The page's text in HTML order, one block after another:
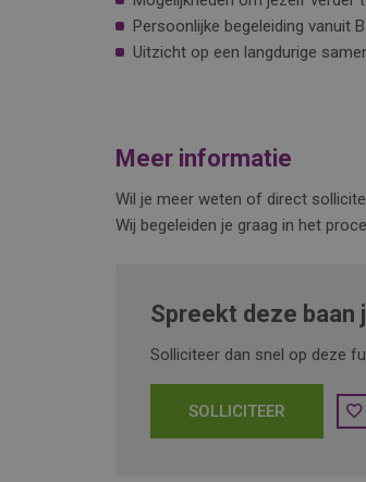
Persoonlijke begeleiding vanuit
Uitzicht op een langdurige
Meer informatie
Wil je meer weten of direct
Wij begeleiden je graag in het
Spreekt deze baan
Solliciteer dan snel op deze
SOLLICITEER